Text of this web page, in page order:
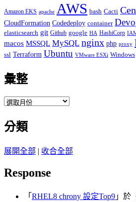
Amazon EKS apache AWS bash Cacti
CloudFormation Codedeploy container
elasticsearch git Github google HA HashiCorp
macos MSSQL MySQL nginx php proxy
ssl Terraform Ubuntu VMware ESXi Windows
彙整
彙
分類
展開全部 | 收合全部
Response
「 RHEL8 chrony 設定Top9 」於